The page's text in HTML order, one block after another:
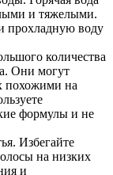
и тяжелыми.
прохладную воду
количества
Они могут
похожими на
формулы и не
Избегайте
на низких
и